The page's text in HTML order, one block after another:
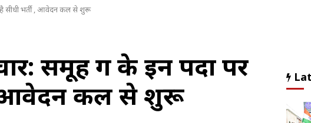
है सीधी भर्ती , आवेदन कल से शुरू
समूह ग के इन पदों पर
, आवेदन कल से शुरू